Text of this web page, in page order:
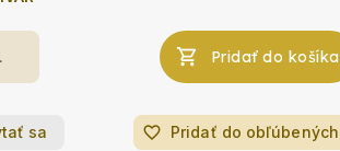
Pridať do košíka
sa favorite_border Pridať do obľúbených